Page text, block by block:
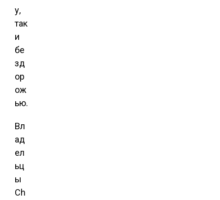
у,
так
и
бе
зд
ор
ож
ью.
Вл
ад
ел
ьц
ы
Ch